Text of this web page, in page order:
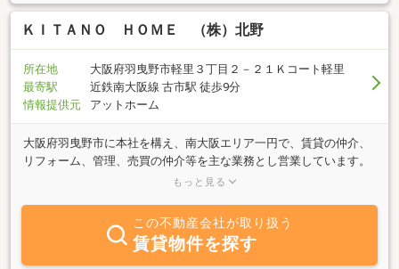
ＫＩＴＡＮＯ ＨＯＭＥ （株）北野
所在地
大阪府羽曳野市軽里３丁目２－２１Ｋコート軽里
最寄駅
近鉄南大阪線 古市駅 徒歩9分
情報提供元
アットホーム
大阪府羽曳野市に本社を構え、南大阪エリア一円で、賃貸の仲介、
リフォーム、管理、売買の仲介等を主な業務とし営業しています。
賃貸は、マンションやハイツ、貸家等の居住用賃貸、貸店舗や事務
３年の創業より、賃貸の仲介や管理、売買仲介を通して、仲介業務
だけではなく、自社収益ビルや、店舗、マンション等も購入または
新築し、現在も多数所有し、入居者様、事業者様にお借り頂いてお
もっと見る
この不動産会社が取り扱う
賃貸物件を探す